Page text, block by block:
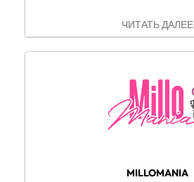
ЧИТАТЬ ДАЛЕЕ
MILLOMANIA